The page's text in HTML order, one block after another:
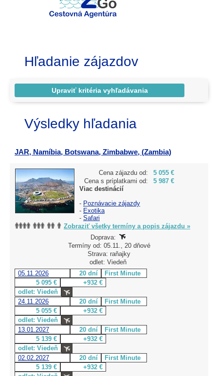
Hľadanie zájazdov
Výsledky hľadania
JAR, Namíbia, Botswana, Zimbabwe, (Zambia)
Cena zájazdu od:
5 055 €
Cena s príplatkami od:
5 987 €
Viac destinácií
- Poznávacie zájazdy
- Exotika
- Safari
Zobraziť všetky termíny a popis zájazdu »
Doprava:
Termíny od: 05.11., 20 dňové
Strava: raňajky
odlet: Viedeň
05.11.2026
20 dní
First Minute
5 095 €
+932 €
odlet: Viedeň
24.11.2026
20 dní
First Minute
5 055 €
+932 €
odlet: Viedeň
13.01.2027
20 dní
First Minute
5 139 €
+932 €
odlet: Viedeň
02.02.2027
20 dní
First Minute
5 139 €
+932 €